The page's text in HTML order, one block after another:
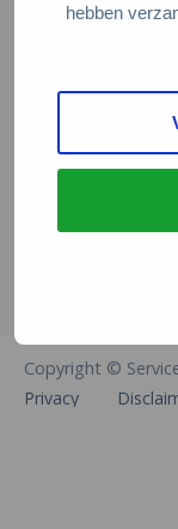
hebben
Veelgestelde
De Natuur en
Arthur van
Copyright ©
Privacy